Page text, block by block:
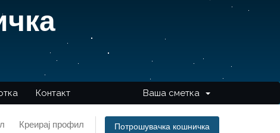
Контакт Ваша сметка
Креирај профил Потрошувачка кошничка